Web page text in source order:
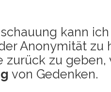
kann
Anony­mi­tät zu
zurück zu
von Gedenken.